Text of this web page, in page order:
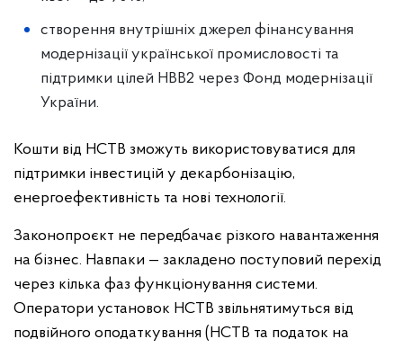
створення внутрішніх джерел фінансування
модернізації української промисловості та
підтримки цілей НВВ2 через Фонд модернізації
України.
Кошти від НСТВ зможуть використовуватися для
підтримки інвестицій у декарбонізацію,
енергоефективність та нові технології.
Законопроєкт не передбачає різкого навантаження
на бізнес. Навпаки — закладено поступовий перехід
через кілька фаз функціонування системи.
Оператори установок НСТВ звільнятимуться від
подвійного оподаткування (НСТВ та податок на